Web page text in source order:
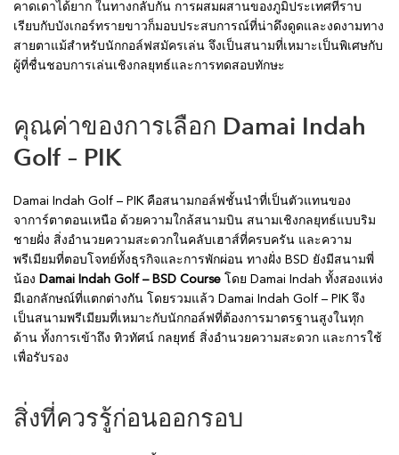
คาดเดาได้ยาก ในทางกลับกัน การผสมผสานของภูมิประเทศที่ราบ
เรียบกับบังเกอร์ทรายขาวก็มอบประสบการณ์ที่น่าดึงดูดและงดงามทาง
สายตาแม้สำหรับนักกอล์ฟสมัครเล่น จึงเป็นสนามที่เหมาะเป็นพิเศษกับ
ผู้ที่ชื่นชอบการเล่นเชิงกลยุทธ์และการทดสอบทักษะ
คุณค่าของการเลือก Damai Indah
Golf – PIK
Damai Indah Golf – PIK คือสนามกอล์ฟชั้นนำที่เป็นตัวแทนของ
จาการ์ตาตอนเหนือ ด้วยความใกล้สนามบิน สนามเชิงกลยุทธ์แบบริม
ชายฝั่ง สิ่งอำนวยความสะดวกในคลับเฮาส์ที่ครบครัน และความ
พรีเมียมที่ตอบโจทย์ทั้งธุรกิจและการพักผ่อน ทางฝั่ง BSD ยังมีสนามพี่
น้อง Damai Indah Golf – BSD Course โดย Damai Indah ทั้งสองแห่ง
มีเอกลักษณ์ที่แตกต่างกัน โดยรวมแล้ว Damai Indah Golf – PIK จึง
เป็นสนามพรีเมียมที่เหมาะกับนักกอล์ฟที่ต้องการมาตรฐานสูงในทุก
ด้าน ทั้งการเข้าถึง ทิวทัศน์ กลยุทธ์ สิ่งอำนวยความสะดวก และการใช้
เพื่อรับรอง
สิ่งที่ควรรู้ก่อนออกรอบ